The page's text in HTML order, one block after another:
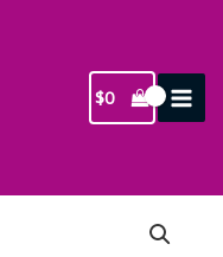
$0